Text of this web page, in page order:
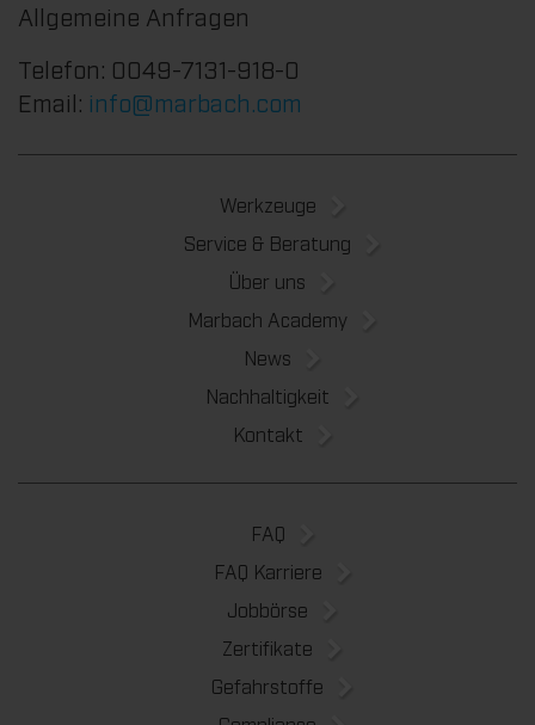
Allgemeine Anfragen
Telefon: 0049-7131-918-0
Email: info@marbach.com
Werkzeuge
Service & Beratung
Über uns
Marbach Academy
News
Nachhaltigkeit
Kontakt
FAQ
FAQ Karriere
Jobbörse
Zertifikate
Gefahrstoffe